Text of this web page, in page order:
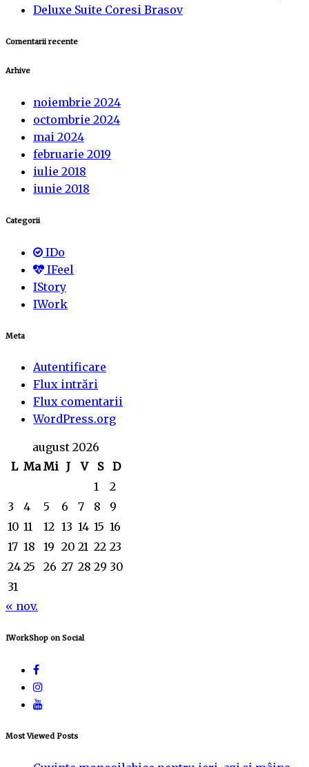
Deluxe Suite Coresi Brasov
Comentarii recente
Arhive
noiembrie 2024
octombrie 2024
mai 2024
februarie 2019
iulie 2018
iunie 2018
Categorii
IDo
IFeel
IStory
IWork
Meta
Autentificare
Flux intrări
Flux comentarii
WordPress.org
august 2026
L Ma Mi J V S
D
1
2
3
4 5 6 7 8
9
10 11 12 13 14 15 16
17 18 19 20 21 22 23
24 25 26 27 28 29 30
31
« nov.
IWorkShop on Social
Most Viewed Posts